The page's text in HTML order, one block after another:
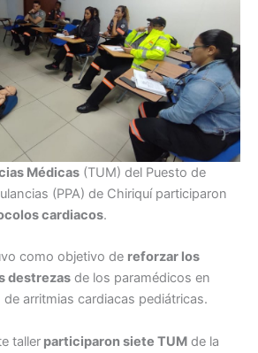
Médicas (TUM) del Puesto de
(PPA) de Chiriquí participaron
cardiacos.
como objetivo de reforzar los
destrezas de los paramédicos en
arritmias cardiacas pediátricas.
taller participaron siete TUM de la